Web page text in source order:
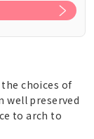
choices of
well preserved
to arch to